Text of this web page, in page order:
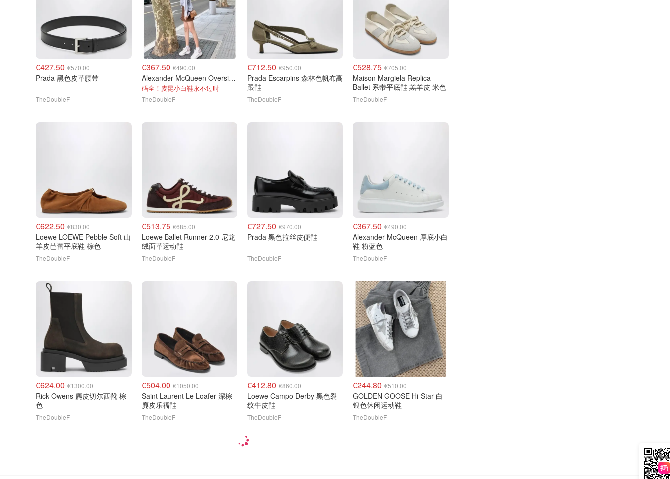
€427.50 €570.00
Prada 黑色皮革腰带
TheDoubleF
€367.50 €490.00
Alexander McQueen Oversize 运动鞋 白色
码全！麦昆小白鞋永不过时
TheDoubleF
€712.50 €950.00
Prada Escarpins 森林色帆布高
跟鞋
TheDoubleF
€528.75 €705.00
Maison Margiela Replica
Ballet 系带平底鞋 羔羊皮 米色
TheDoubleF
€622.50 €830.00
Loewe LOEWE Pebble Soft 山
羊皮芭蕾平底鞋 棕色
TheDoubleF
€513.75 €685.00
Loewe Ballet Runner 2.0 尼龙
绒面革运动鞋
TheDoubleF
€727.50 €970.00
Prada 黑色拉丝皮便鞋
TheDoubleF
€367.50 €490.00
Alexander McQueen 厚底小白
鞋 粉蓝色
TheDoubleF
€624.00 €1300.00
Rick Owens 麂皮切尔西靴 棕
色
TheDoubleF
€504.00 €1050.00
Saint Laurent Le Loafer 深棕
麂皮乐福鞋
TheDoubleF
€412.80 €860.00
Loewe Campo Derby 黑色裂
纹牛皮鞋
TheDoubleF
€244.80 €510.00
GOLDEN GOOSE Hi-Star 白
银色休闲运动鞋
TheDoubleF